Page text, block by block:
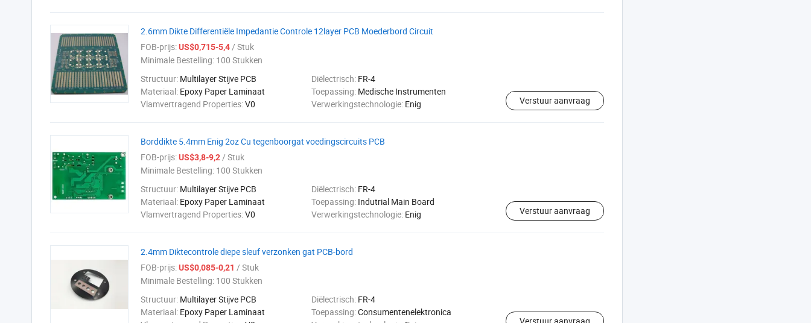
2.6mm Dikte Differentiële Impedantie Controle 12layer PCB Moederbord Circuit
FOB-prijs:US$0,715-5,4/ Stuk
Minimale Bestelling: 100 Stukken
Structuur: Multilayer Stijve PCB Diëlectrisch: FR-4
Materiaal: Epoxy Paper Laminaat Toepassing: Medische Instrumenten
Vlamvertragend Properties:V0 Verwerkingstechnologie: Enig Verstuur aanvraag
Borddikte 5.4mm Enig 2oz Cu tegenboorgat voedingscircuits PCB
FOB-prijs:US$3,8-9,2/ Stuk
Minimale Bestelling: 100 Stukken
Structuur: Multilayer Stijve PCB Diëlectrisch: FR-4
Materiaal: Epoxy Paper Laminaat Toepassing: Indutrial Main Board
Vlamvertragend Properties:V0 Verwerkingstechnologie: Enig Verstuur aanvraag
2.4mm Diktecontrole diepe sleuf verzonken gat PCB-bord
FOB-prijs:US$0,085-0,21 / Stuk
Minimale Bestelling: 100 Stukken
Structuur: Multilayer Stijve PCB Diëlectrisch: FR-4
Materiaal: Epoxy Paper Laminaat Toepassing:Consumentenelektronica